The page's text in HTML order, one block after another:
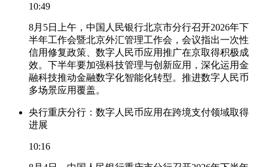
10:49
8月5日上午，中国人民银行北京市分行召开2026年下
半年工作会暨北京外汇管理工作会，会议指出一次性
信用修复政策、数字人民币应用推广在京取得积极成
效。下半年要加强科技管理与创新应用，深化运用金
融科技推动金融数字化智能化转型。推进数字人民币
多场景应用覆盖。
央行重庆分行：数字人民币应用在跨境支付领域取得
进展
10:16